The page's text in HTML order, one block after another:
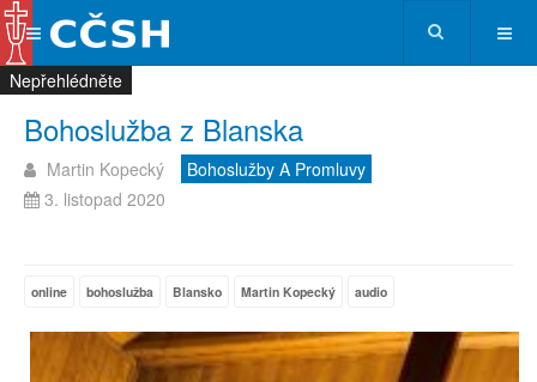
Bohoslužba z Blanska
Martin Kopecký
Bohoslužby A Promluvy
3. listopad 2020
online bohoslužba Blansko Martin Kopecký audio
Nepřehlédněte
Nepřehlédněte
Nepřehlédněte
Nepřehlédněte